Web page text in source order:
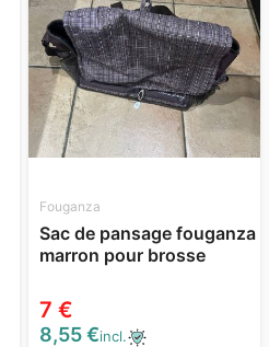
Fouganza
Sac de pansage fouganza
marron pour brosse
7 €
8,55 €incl.